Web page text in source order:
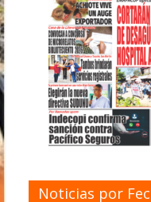
Noticias por